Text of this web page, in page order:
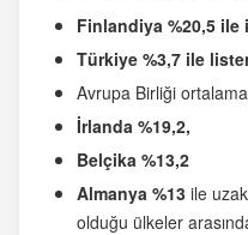
Finlandiya %20,5 ile
Türkiye %3,7 ile
Avrupa Birliği
İrlanda %19,2,
Belçika %13,2
Almanya %13 ile
olduğu ülkeler